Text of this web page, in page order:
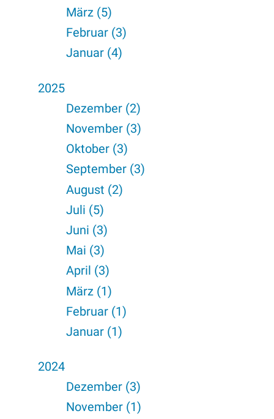
März (5)
Februar (3)
Januar (4)
2025
Dezember (2)
November (3)
Oktober (3)
September (3)
August (2)
Juli (5)
Juni (3)
Mai (3)
April (3)
März (1)
Februar (1)
Januar (1)
2024
Dezember (3)
November (1)